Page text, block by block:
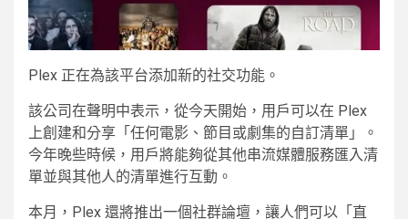
Plex 正在為該平台添加新的社交功能。
該公司在聲明中表示，從今天開始，用戶可以在 Plex
上創建和分享「任何電影、節目或劇集的自訂清單」。
今年晚些時候，用戶將能夠從其他串流媒體服務匯入清
單並與其他人的清單進行互動。
本月，Plex 還將推出一個社群論壇，讓人們可以「直